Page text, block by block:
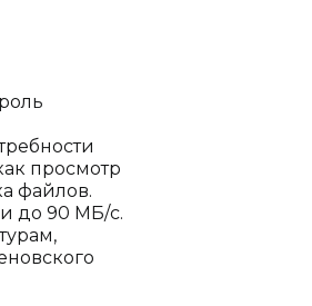
просмотр
файлов.
до 90 МБ/с.